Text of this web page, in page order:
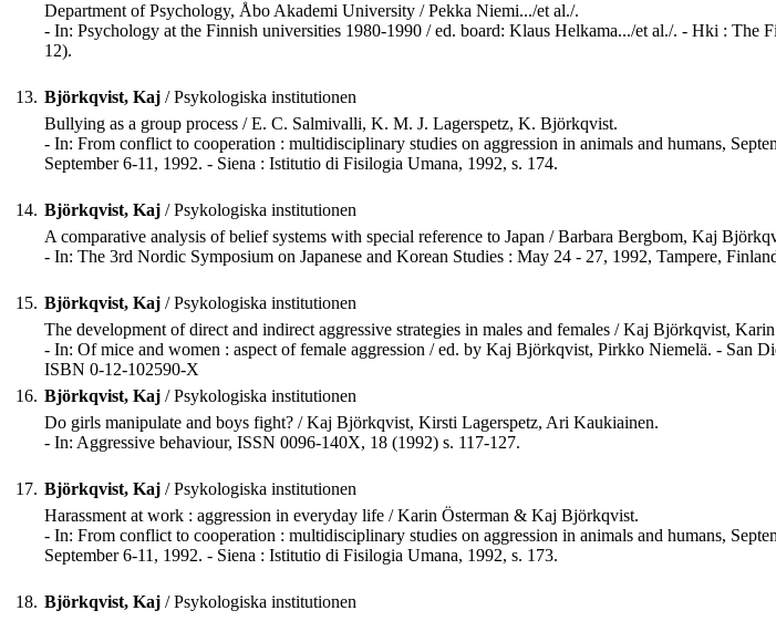
Department of Psychology, Åbo Akademi University / Pekka Niemi.../et al./.
- In: Psychology at the Finnish universities 1980-1990 / ed. board: Klaus Helkama.../et al./. - Hki :
12).
13. Björkqvist, Kaj / Psykologiska institutionen
Bullying as a group process / E. C. Salmivalli, K. M. J. Lagerspetz, K. Björkqvist.
- In: From conflict to cooperation : multidisciplinary studies on aggression in animals and humans,
September 6-11, 1992. - Siena : Istitutio di Fisilogia Umana, 1992, s. 174.
14. Björkqvist, Kaj / Psykologiska institutionen
A comparative analysis of belief systems with special reference to Japan / Barbara Bergbom, Kaj
- In: The 3rd Nordic Symposium on Japanese and Korean Studies : May 24 - 27, 1992, Tampere,
15. Björkqvist, Kaj / Psykologiska institutionen
The development of direct and indirect aggressive strategies in males and females / Kaj Björkqvist,
- In: Of mice and women : aspect of female aggression / ed. by Kaj Björkqvist, Pirkko Niemelä. - San
ISBN 0-12-102590-X
16. Björkqvist, Kaj / Psykologiska institutionen
Do girls manipulate and boys fight? / Kaj Björkqvist, Kirsti Lagerspetz, Ari Kaukiainen.
- In: Aggressive behaviour, ISSN 0096-140X, 18 (1992) s. 117-127.
17. Björkqvist, Kaj / Psykologiska institutionen
Harassment at work : aggression in everyday life / Karin Österman & Kaj Björkqvist.
- In: From conflict to cooperation : multidisciplinary studies on aggression in animals and humans,
September 6-11, 1992. - Siena : Istitutio di Fisilogia Umana, 1992, s. 173.
18. Björkqvist, Kaj / Psykologiska institutionen